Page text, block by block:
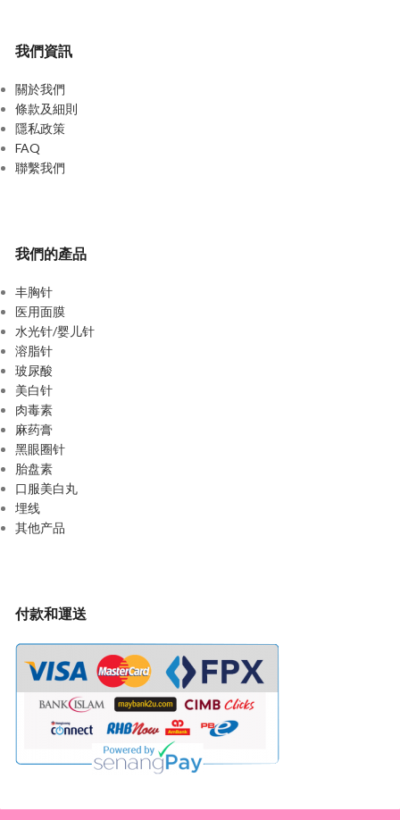
我們資訊
關於我們
條款及細則
隱私政策
FAQ
聯繫我們
我們的產品
丰胸针
医用面膜
水光针/婴儿针
溶脂针
玻尿酸
美白针
肉毒素
麻药膏
黑眼圈针
胎盘素
口服美白丸
埋线
其他产品
付款和運送